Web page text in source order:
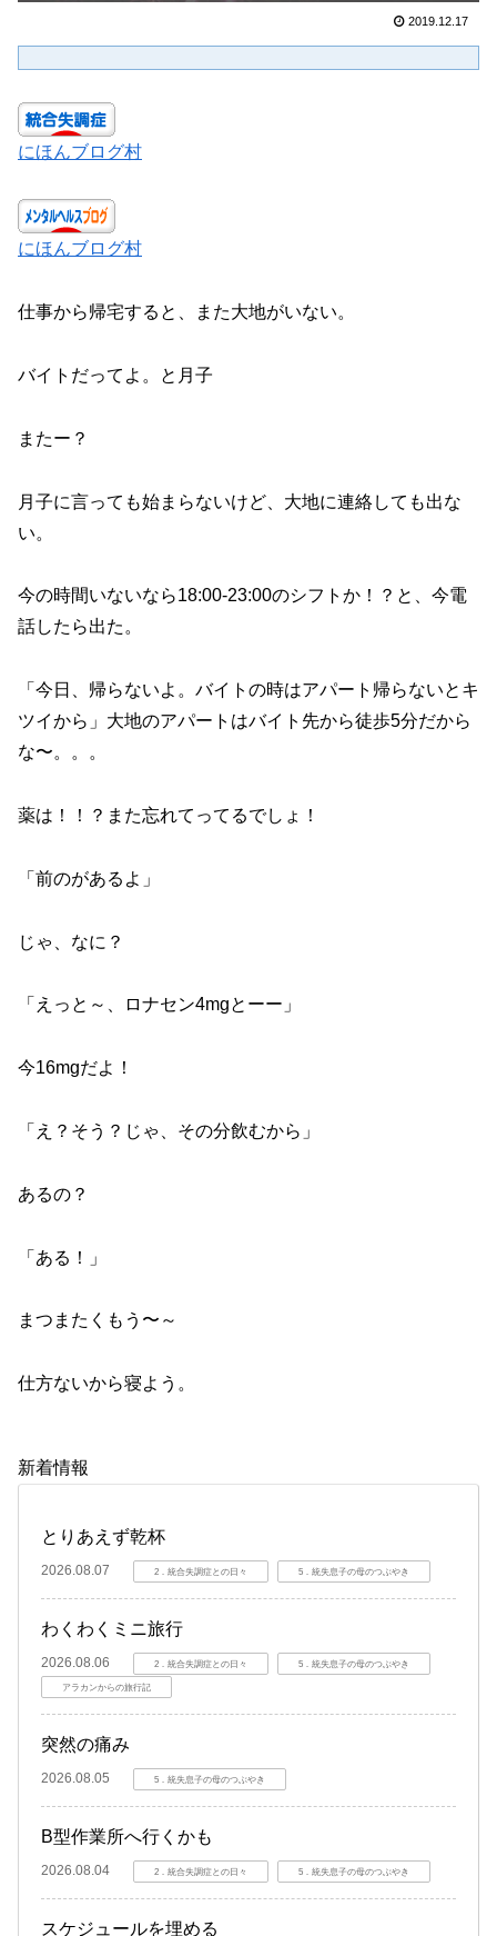
2019.12.17
にほんブログ村
にほんブログ村
仕事から帰宅すると、また大地がいない。
バイトだってよ。と月子
またー？
月子に言っても始まらないけど、大地に連絡しても出な
い。
今の時間いないなら18:00-23:00のシフトか！？と、今電
話したら出た。
「今日、帰らないよ。バイトの時はアパート帰らないとキ
ツイから」大地のアパートはバイト先から徒歩5分だから
な〜。。。
薬は！！？また忘れてってるでしょ！
「前のがあるよ」
じゃ、なに？
「えっと～、ロナセン4mgとーー」
今16mgだよ！
「え？そう？じゃ、その分飲むから」
あるの？
「ある！」
まつまたくもう〜～
仕方ないから寝よう。
新着情報
とりあえず乾杯
2026.08.07 2．統合失調症との日々 5．統失息子の母のつぶやき
わくわくミニ旅行
2026.08.06 2．統合失調症との日々 5．統失息子の母のつぶやき
アラカンからの旅行記
突然の痛み
2026.08.05 5．統失息子の母のつぶやき
B型作業所へ行くかも
2026.08.04 2．統合失調症との日々 5．統失息子の母のつぶやき
スケジュールを埋める